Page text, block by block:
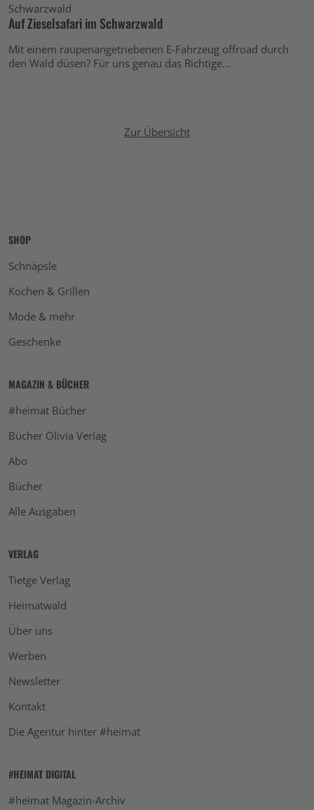
Schwarzwald
Auf Zieselsafari im Schwarzwald
Mit einem raupenangetriebenen E-Fahrzeug offroad durch
den Wald düsen? Für uns genau das Richtige...
Zur Übersicht
SHOP
Schnäpsle
Kochen & Grillen
Mode & mehr
Geschenke
MAGAZIN & BÜCHER
#heimat Bücher
Bücher Olivia Verlag
Abo
Bücher
Alle Ausgaben
VERLAG
Tietge Verlag
Heimatwald
Über uns
Werben
Newsletter
Kontakt
Die Agentur hinter #heimat
#HEIMAT DIGITAL
#heimat Magazin-Archiv